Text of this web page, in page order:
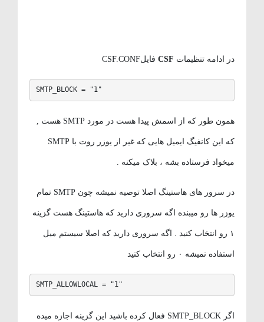
در ادامه تنظیمات CSF فایلCSF.CONF
SMTP_BLOCK = "1"
همون طور که از اسمش پیدا هست در مورد SMTP هست ,
که این کانفیگ ایمیل هایی که غیر از یوزر روت با SMTP
میخواد فرستاده بشه ، بلاک میکنه .
در سرور های هاستینگ اصلا توصیه نمیشه چون SMTP تمام
یوزر ها رو میبنده اگه سروری دارید که هاستینگ هست گزینه
۱ رو انتخاب کنید . اگه سروری دارید که اصلا سیستم میل
استفاده نمیشه ۰ رو انتخاب کنید
SMTP_ALLOWLOCAL = "1"
اگر SMTP_BLOCK فعال کرده باشید این گزینه اجازه میده